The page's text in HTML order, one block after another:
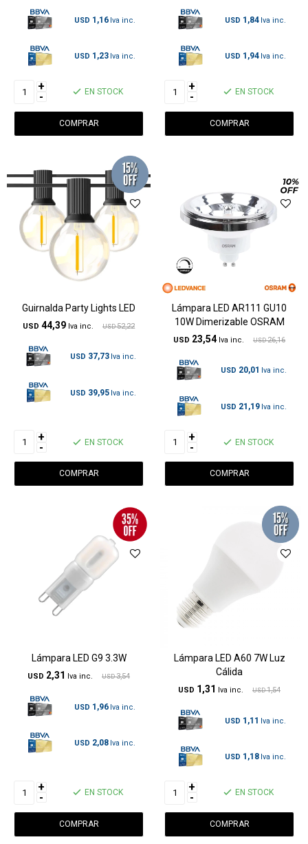
USD 1,16
USD 1,23
+
- EN STOCK
USD 1,84
USD 1,94
+
- EN STOCK
Guirnalda Party Lights LED
USD 44,39 USD 52,22
USD 37,73
USD 39,95
+
- EN STOCK
Lámpara LED AR111 GU10
10W Dimerizable OSRAM
USD 23,54 USD 26,16
USD 20,01
USD 21,19
+
- EN STOCK
Lámpara LED G9 3.3W
USD 2,31 USD 3,54
USD 1,96
USD 2,08
+
- EN STOCK
Lámpara LED A60 7W Luz
Cálida
USD 1,31 USD 1,54
USD 1,11
USD 1,18
+
- EN STOCK